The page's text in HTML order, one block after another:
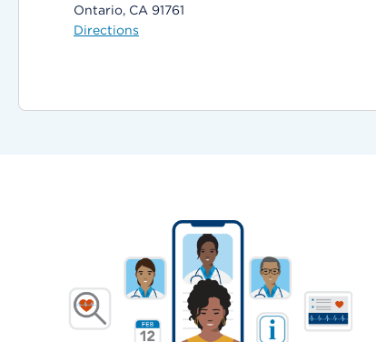
Ontario, CA 91761
Directions